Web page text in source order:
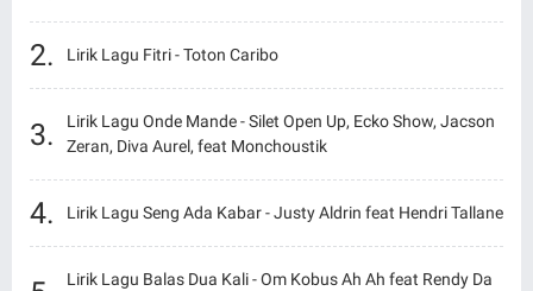
Lirik Lagu Fitri - Toton Caribo
Lirik Lagu Onde Mande - Silet Open Up, Ecko Show, Jacson
Zeran, Diva Aurel, feat Monchoustik
Lirik Lagu Seng Ada Kabar - Justy Aldrin feat Hendri Tallane
Lirik Lagu Balas Dua Kali - Om Kobus Ah Ah feat Rendy Da